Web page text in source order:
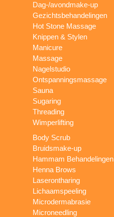
Dag-/avondmake-up
Gezichtsbehandelingen
Hot Stone Massage
Knippen & Stylen
Manicure
Massage
Nagelstudio
Ontspanningsmassage
Sauna
Sugaring
Threading
Wimperlifting
Body Scrub
Bruidsmake-up
Hammam Behandelingen
Henna Brows
Laserontharing
Lichaamspeeling
Microdermabrasie
Microneedling